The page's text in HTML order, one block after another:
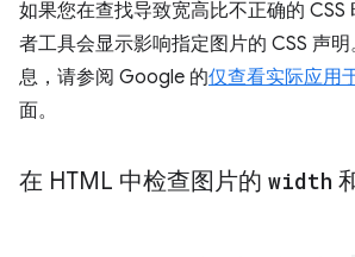
如果您在查找导致宽高比不正确的
者工具会显示影响指定图片的 CSS 声
息，请参阅 Google 的仅查看实际应用
面。
在 HTML 中检查图片的 width